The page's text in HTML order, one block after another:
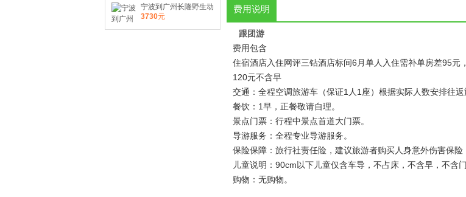
费用说明
跟团游
费用包含
住宿酒店入住网评三钻酒店标间6月单人入住需补单房差95
120元不含早
交通：全程空调旅游车（保证1人1座）根据实际人数安排往
餐饮：1早，正餐敬请自理。
景点门票：行程中景点首道大门票。
导游服务：全程专业导游服务。
保险保障：旅行社责任险，建议旅游者购买人身意外伤害保险
儿童说明：90cm以下儿童仅含车导，不占床，不含早，不含
购物：无购物。
宁波到广州长隆野生动
物园珠海长隆半自由五
3730元